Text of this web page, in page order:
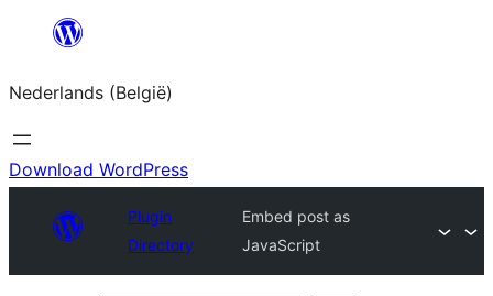
Spring
de
inhoud
Nederlands (België)
Download WordPress
Plugin
Directory
Embed post as
JavaScript